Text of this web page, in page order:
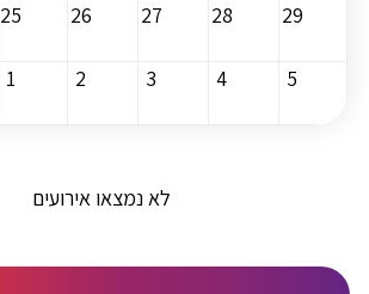
25 26 27 28 29
1 2 3 4 5
לא נמצאו אירועים